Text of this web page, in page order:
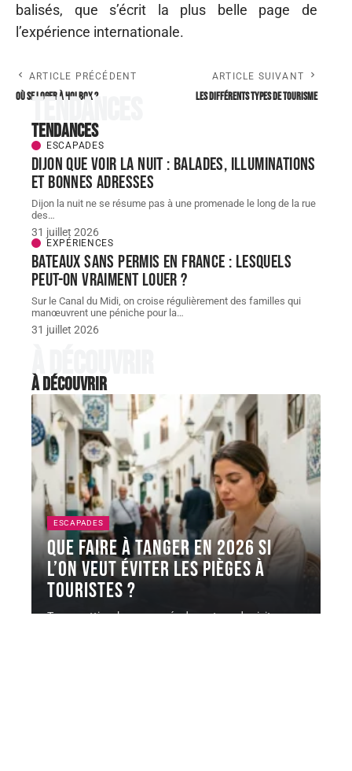
balisés, que s’écrit la plus belle page de
l’expérience internationale.
ARTICLE PRÉCÉDENT
Où se loger à Holbox ?
ARTICLE SUIVANT
Les différents types de tourisme
Tendances
Tendances
ESCAPADES
Dijon que voir la nuit : balades, illuminations
et bonnes adresses
Dijon la nuit ne se résume pas à une promenade le long de la rue
des…
31 juillet 2026
EXPÉRIENCES
Bateaux sans permis en France : lesquels
peut-on vraiment louer ?
Sur le Canal du Midi, on croise régulièrement des familles qui
manœuvrent une péniche pour la…
31 juillet 2026
À découvrir
À découvrir
ESCAPADES
Que faire à Tanger en 2026 si
l’on veut éviter les pièges à
touristes ?
Tanger attire chaque année davantage de visiteurs,